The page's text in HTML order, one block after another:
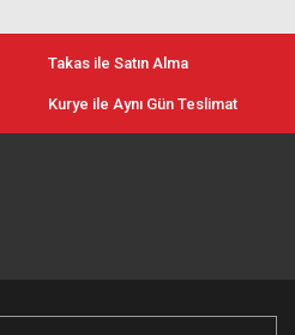
Takas ile Satın Alma
Kurye ile Aynı Gün Teslimat